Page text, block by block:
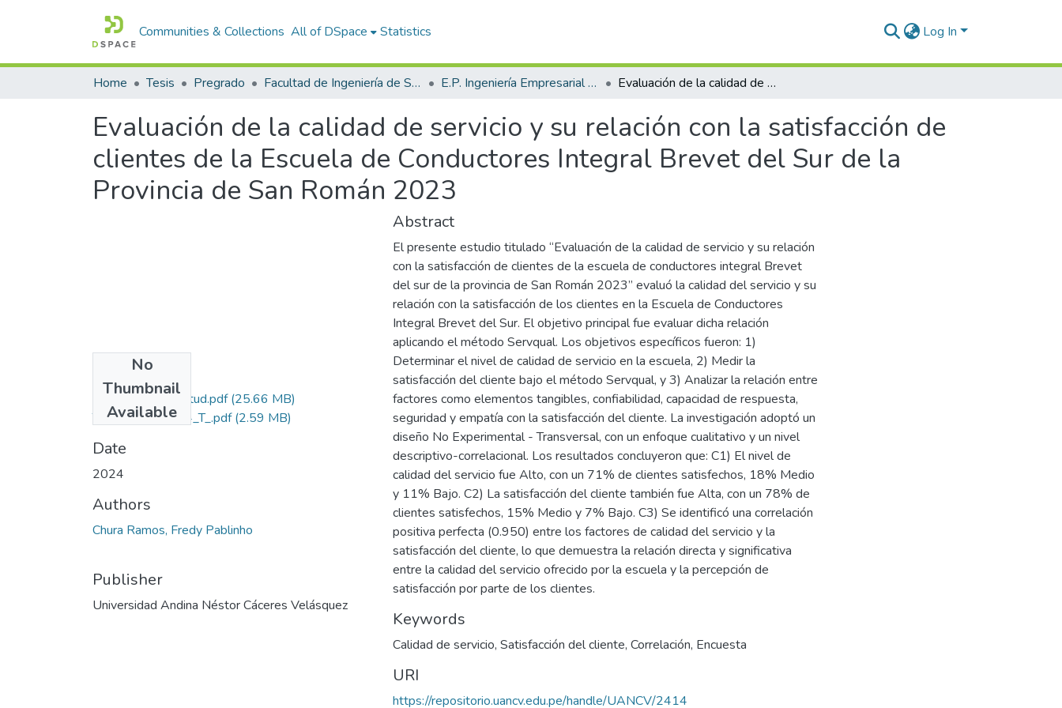
Communities & Collections All of DSpace Statistics Log In
Home Tesis Pregrado Facultad de Ingeniería de Sistemas E.P. Ingeniería Empresarial e Informática Evaluación de la calidad de servicio y su relación con la satisfacción de clientes de la Escuela de Conductores Integral Brevet del Sur de la Provincia de San Román 2023
Evaluación de la calidad de servicio y su relación con la satisfacción de
clientes de la Escuela de Conductores Integral Brevet del Sur de la
Provincia de San Román 2023
No
Thumbnail
Available
Grado de Similitud.pdf(25.66 MB)
T036_73514034_T_.pdf(2.59 MB)
Date
2024
Authors
Chura Ramos, Fredy Pablinho
Publisher
Universidad Andina Néstor Cáceres Velásquez
Abstract
El presente estudio titulado “Evaluación de la calidad de servicio y su relación
con la satisfacción de clientes de la escuela de conductores integral Brevet
del sur de la provincia de San Román 2023” evaluó la calidad del servicio y su
relación con la satisfacción de los clientes en la Escuela de Conductores
Integral Brevet del Sur. El objetivo principal fue evaluar dicha relación
aplicando el método Servqual. Los objetivos específicos fueron: 1)
Determinar el nivel de calidad de servicio en la escuela, 2) Medir la
satisfacción del cliente bajo el método Servqual, y 3) Analizar la relación entre
factores como elementos tangibles, confiabilidad, capacidad de respuesta,
seguridad y empatía con la satisfacción del cliente. La investigación adoptó un
diseño No Experimental - Transversal, con un enfoque cualitativo y un nivel
descriptivo-correlacional. Los resultados concluyeron que: C1) El nivel de
calidad del servicio fue Alto, con un 71% de clientes satisfechos, 18% Medio
y 11% Bajo. C2) La satisfacción del cliente también fue Alta, con un 78% de
clientes satisfechos, 15% Medio y 7% Bajo. C3) Se identificó una correlación
positiva perfecta (0.950) entre los factores de calidad del servicio y la
satisfacción del cliente, lo que demuestra la relación directa y significativa
entre la calidad del servicio ofrecido por la escuela y la percepción de
satisfacción por parte de los clientes.
Keywords
Calidad de servicio, Satisfacción del cliente, Correlación, Encuesta
URI
https://repositorio.uancv.edu.pe/handle/UANCV/2414